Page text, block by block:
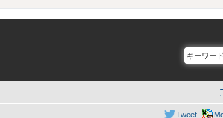
Tweet